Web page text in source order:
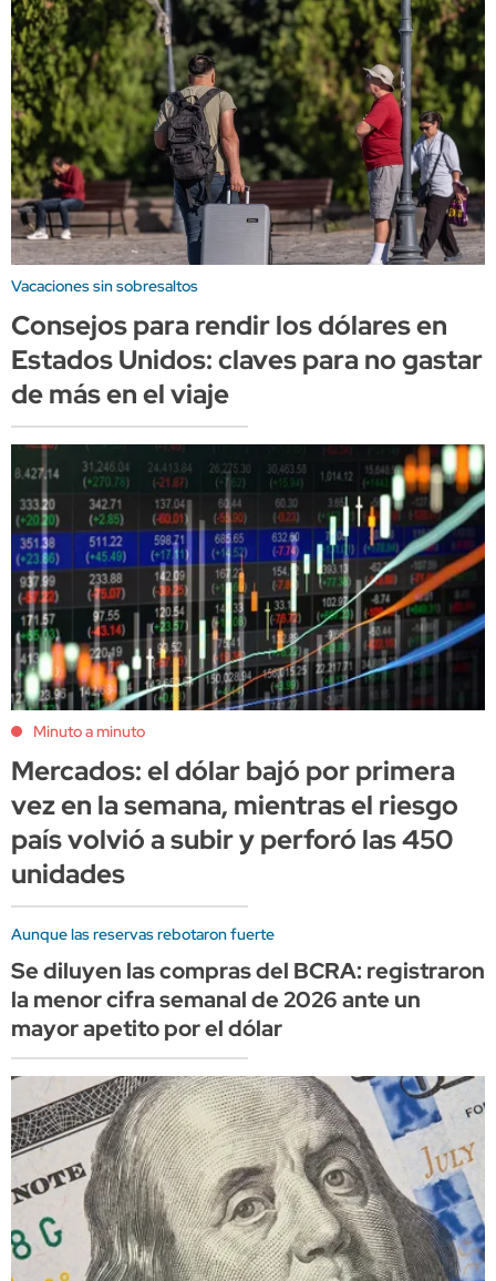
Vacaciones sin sobresaltos
Consejos para rendir los dólares en
Estados Unidos: claves para no gastar
de más en el viaje
Minuto a minuto
Mercados: el dólar bajó por primera
vez en la semana, mientras el riesgo
país volvió a subir y perforó las 450
unidades
Aunque las reservas rebotaron fuerte
Se diluyen las compras del BCRA: registraron
la menor cifra semanal de 2026 ante un
mayor apetito por el dólar